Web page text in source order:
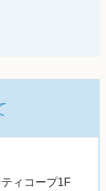
ィコープ1F